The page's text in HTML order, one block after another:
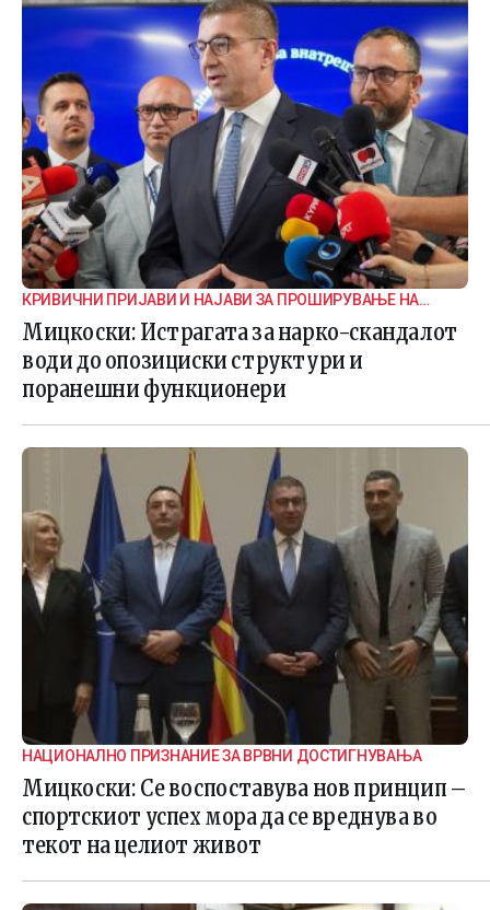
КРИВИЧНИ ПРИЈАВИ И НАЈАВИ ЗА ПРОШИРУВАЊЕ НА
ИСТРАГАТА
Мицкоски: Истрагата за нарко-скандалот
води до опозициски структури и
поранешни функционери
НАЦИОНАЛНО ПРИЗНАНИЕ ЗА ВРВНИ ДОСТИГНУВАЊА
Мицкоски: Се воспоставува нов принцип –
спортскиот успех мора да се вреднува во
текот на целиот живот